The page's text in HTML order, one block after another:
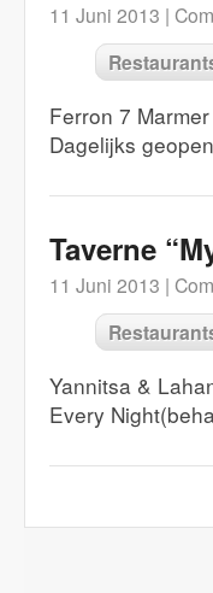
11 Juni 2013 |
Ferron 7
Dagelijks
Taverne
11 Juni 2013 |
Yannitsa &
Every